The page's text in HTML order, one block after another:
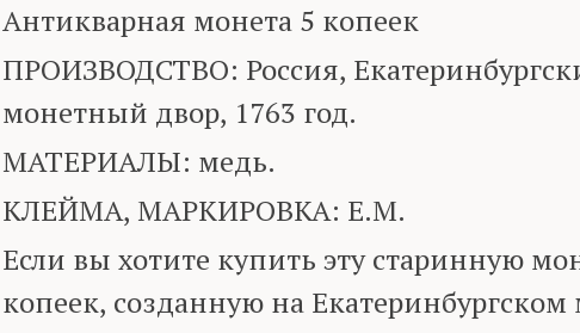
Антикварная монета 5 копеек
ПРОИЗВОДСТВО: Россия,
монетный двор, 1763 год.
МАТЕРИАЛЫ: медь.
КЛЕЙМА, МАРКИРОВКА: Е.М.
Если вы хотите купить эту старинную
копеек, созданную на